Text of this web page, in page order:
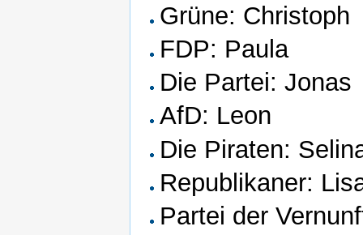
Grüne: Christoph
FDP: Paula
Die Partei: Jonas
AfD: Leon
Die Piraten:
Republikaner:
Partei der